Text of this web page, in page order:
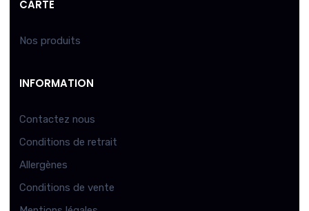
CARTE
Nos produits
INFORMATION
Contactez nous
Conditions de retrait
Allergènes
Conditions de vente